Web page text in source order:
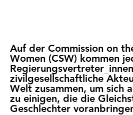
Auf der Commission on
Women (CSW) kommen
zivilgesellschaftliche
Welt zusammen, um sich
zu einigen, die die
Geschlechter